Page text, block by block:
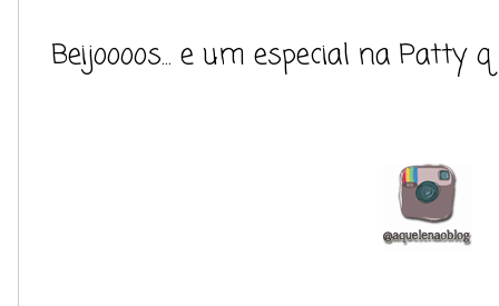
Beijoooos... e um especial na Patty